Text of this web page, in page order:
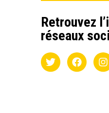
Retrouvez
réseaux